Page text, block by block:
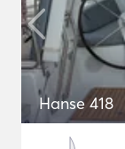
Hanse 418